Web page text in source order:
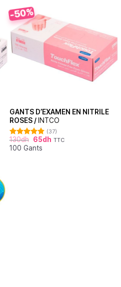
-50%
GANTS D’EXAMEN EN NITRILE
ROSES / INTCO
Note4.86
sur 5
(37)
130dh 65dh TTC
100 Gants